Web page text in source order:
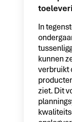
In
kunnen
verbruikt
ziet. Dit